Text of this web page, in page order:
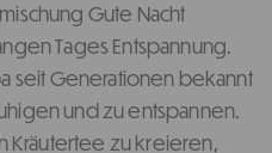
Gute Nacht
Tages Entspannung.
seit Generationen bekannt
und zu entspannen.
Kräutertee zu kreieren,